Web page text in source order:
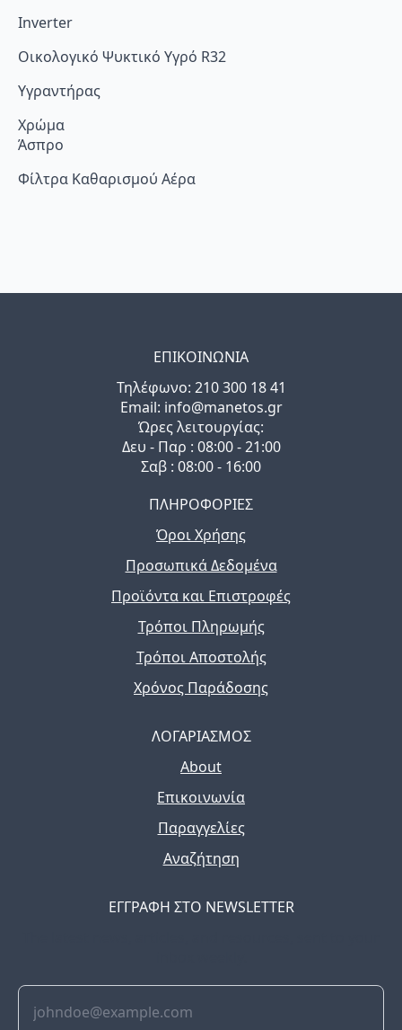
Inverter
Οικολογικό Ψυκτικό Υγρό R32
Υγραντήρας
Χρώμα
Άσπρο
Φίλτρα Καθαρισμού Αέρα
ΕΠΙΚΟΙΝΩΝΙΑ
Τηλέφωνo: 210 300 18 41
Email: info@manetos.gr
Ώρες λειτουργίας:
Δευ - Παρ : 08:00 - 21:00
Σαβ : 08:00 - 16:00
ΠΛΗΡΟΦΟΡΙΕΣ
Όροι Χρήσης
Προσωπικά Δεδομένα
Προϊόντα και Επιστροφές
Τρόποι Πληρωμής
Τρόποι Αποστολής
Χρόνος Παράδοσης
ΛΟΓΑΡΙΑΣΜΟΣ
About
Επικοινωνία
Παραγγελίες
Αναζήτηση
ΕΓΓΡΑΦΗ ΣΤΟ NEWSLETTER